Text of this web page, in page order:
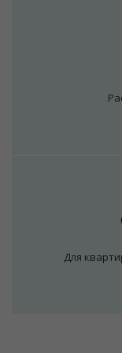
удобно свернуть
Дом обходить не
инфрастуктура -
Договор на
Для